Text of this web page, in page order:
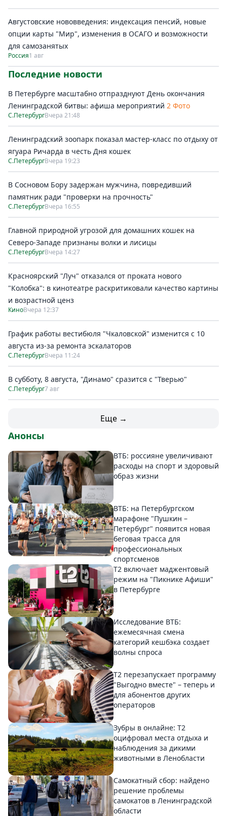
Августовские нововведения: индексация пенсий, новые
опции карты "Мир", изменения в ОСАГО и возможности
для самозанятых
Россия1 авг
Последние новости
В Петербурге масштабно отпразднуют День окончания
Ленинградской битвы: афиша мероприятий 2 Фото
С.ПетербургВчера 21:48
Ленинградский зоопарк показал мастер-класс по отдыху от
ягуара Ричарда в честь Дня кошек
С.ПетербургВчера 19:23
В Сосновом Бору задержан мужчина, повредивший
памятник ради "проверки на прочность"
С.ПетербургВчера 16:55
Главной природной угрозой для домашних кошек на
Северо-Западе признаны волки и лисицы
С.ПетербургВчера 14:27
Красноярский "Луч" отказался от проката нового
"Колобка": в кинотеатре раскритиковали качество картины
и возрастной ценз
КиноВчера 12:37
График работы вестибюля "Чкаловской" изменится с 10
августа из-за ремонта эскалаторов
С.ПетербургВчера 11:24
В субботу, 8 августа, "Динамо" сразится с "Тверью"
С.Петербург7 авг
Еще →
Анонсы
ВТБ: россияне увеличивают
расходы на спорт и здоровый
образ жизни
ВТБ: на Петербургском
марафоне "Пушкин –
Петербург" появится новая
беговая трасса для
профессиональных
спортсменов
Т2 включает маджентовый
режим на "Пикнике Афиши"
в Петербурге
Исследование ВТБ:
ежемесячная смена
категорий кешбэка создает
волны спроса
Т2 перезапускает программу
"Выгодно вместе" – теперь и
для абонентов других
операторов
Зубры в онлайне: Т2
оцифровал места отдыха и
наблюдения за дикими
животными в Ленобласти
Самокатный сбор: найдено
решение проблемы
самокатов в Ленинградской
области